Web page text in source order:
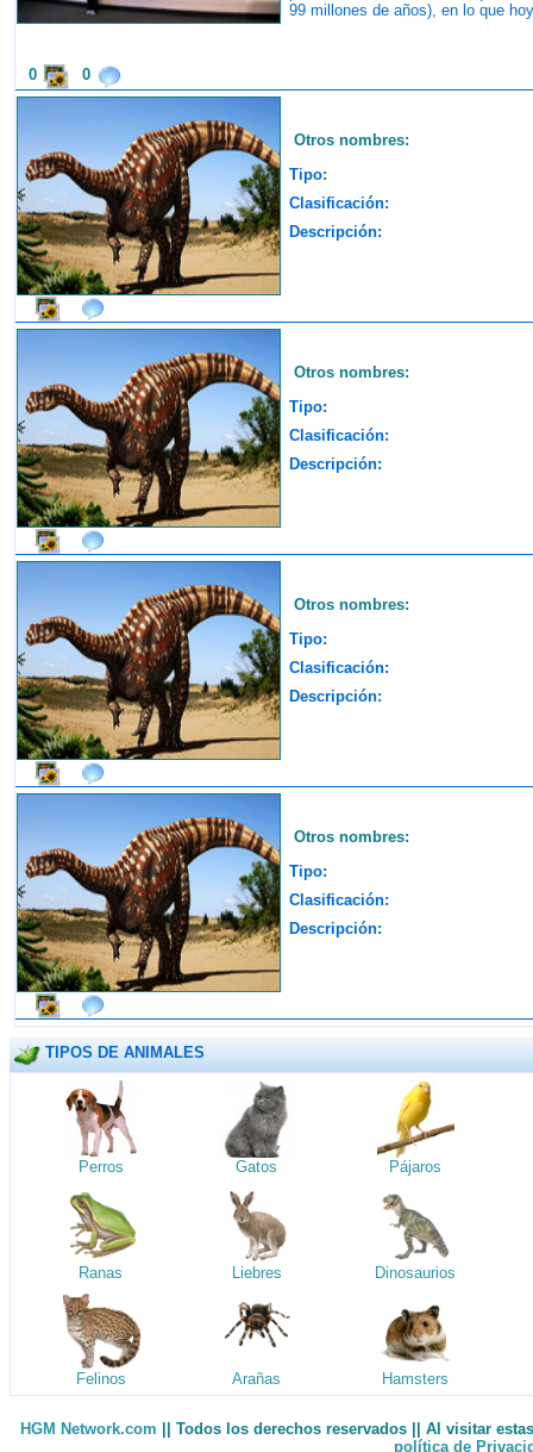
99 millones de años), en lo que
0 0
Otros nombres:
Tipo:
Clasificación:
Descripción:
Otros nombres:
Tipo:
Clasificación:
Descripción:
Otros nombres:
Tipo:
Clasificación:
Descripción:
Otros nombres:
Tipo:
Clasificación:
Descripción:
TIPOS DE ANIMALES
Perros Gatos Pájaros
Ranas Liebres Dinosaurios
Felinos Arañas Hamsters
HGM Network.com || Todos los derechos reservados || Al visitar
política de